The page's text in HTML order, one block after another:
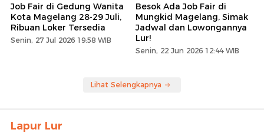
Job Fair di Gedung Wanita
Kota Magelang 28-29 Juli,
Ribuan Loker Tersedia
Senin, 27 Jul 2026 19:58 WIB
Besok Ada Job Fair di
Mungkid Magelang, Simak
Jadwal dan Lowongannya
Lur!
Senin, 22 Jun 2026 12:44 WIB
Lihat Selengkapnya
Lapur Lur